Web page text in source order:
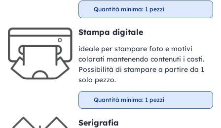
Quantità minima: 1 pezzi
Stampa digitale
ideale per stampare foto e motivi
colorati mantenendo contenuti i costi.
Possibilità di stampare a partire da 1
solo pezzo.
Quantità minima: 1 pezzi
Serigrafia